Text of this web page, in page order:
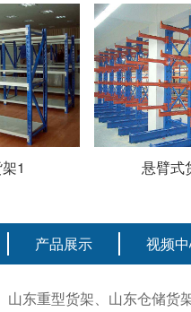
1 悬臂式
产品展示 视频
东重型货架、山东仓储